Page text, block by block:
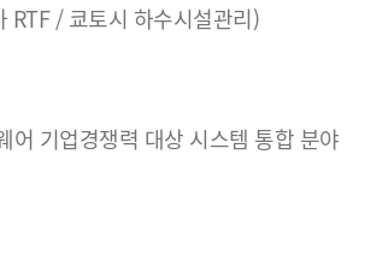
RTF / 쿄토시 하수시설관리)
어 기업경쟁력 대상 시스템 통합 분야